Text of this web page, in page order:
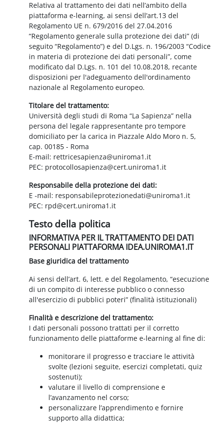
Relativa al trattamento dei dati nell’ambito della
piattaforma e-learning, ai sensi dell’art.13 del
Regolamento UE n. 679/2016 del 27.04.2016
“Regolamento generale sulla protezione dei dati” (di
seguito “Regolamento”) e del D.Lgs. n. 196/2003 “Codice
in materia di protezione dei dati personali”, come
modificato dal D.Lgs. n. 101 del 10.08.2018, recante
disposizioni per l'adeguamento dell'ordinamento
nazionale al Regolamento europeo.
Titolare del trattamento:
Università degli studi di Roma “La Sapienza” nella
persona del legale rappresentante pro tempore
domiciliato per la carica in Piazzale Aldo Moro n. 5,
cap. 00185 - Roma
E-mail: rettricesapienza@uniroma1.it
PEC: protocollosapienza@cert.uniroma1.it
Responsabile della protezione dei dati:
E -mail: responsabileprotezionedati@uniroma1.it
PEC: rpd@cert.uniroma1.it
Testo della politica
INFORMATIVA PER IL TRATTAMENTO DEI DATI
PERSONALI PIATTAFORMA IDEA.UNIROMA1.IT
Base giuridica del trattamento
Ai sensi dell’art. 6, lett. e del Regolamento, “esecuzione
di un compito di interesse pubblico o connesso
all'esercizio di pubblici poteri” (finalità istituzionali)
Finalità e descrizione del trattamento:
I dati personali possono trattati per il corretto
funzionamento delle piattaforme e-learning al fine di:
monitorare il progresso e tracciare le attività
svolte (lezioni seguite, esercizi completati, quiz
sostenuti);
valutare il livello di comprensione e
l’avanzamento nel corso;
personalizzare l’apprendimento e fornire
supporto alla didattica;